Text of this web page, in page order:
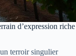
d’expression riche
terroir singulier